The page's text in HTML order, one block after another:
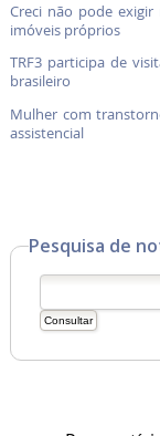
Creci não pode
imóveis próprios
TRF3 participa de
brasileiro
Mulher com
assistencial
Pesquisa de